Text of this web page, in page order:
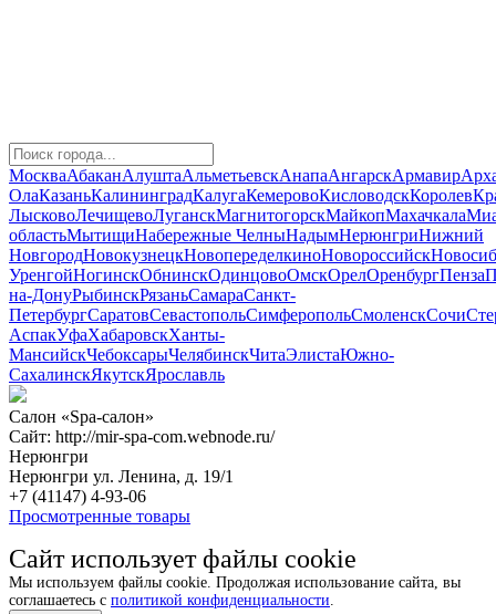
МоскваАбаканАлуштаАльметьевскАнапаАнгарскАрмавир
ОлаКазаньКалининградКалугаКемеровоКисловодскКоролев
ЛысковоЛечищевоЛуганскМагнитогорскМайкопМахачкала
областьМытищиНабережные ЧелныНадымНерюнгриНижний
НовгородНовокузнецкНовопеределкиноНовороссийск
УренгойНогинскОбнинскОдинцовоОмскОрелОренбургПенза
на-ДонуРыбинскРязаньСамараСанкт-
ПетербургСаратовСевастопольСимферопольСмоленскСочи
АспакУфаХабаровскХанты-
МансийскЧебоксарыЧелябинскЧитаЭлистаЮжно-
СахалинскЯкутскЯрославль
Салон «Spa-салон»
Сайт: http://mir-spa-com.webnode.ru/
Нерюнгри
Нерюнгри ул. Ленина, д. 19/1
+7 (41147) 4-93-06
Просмотренные товары
Сайт использует файлы cookie
Мы используем файлы cookie. Продолжая использование сайта, вы
соглашаетесь с политикой конфиденциальности